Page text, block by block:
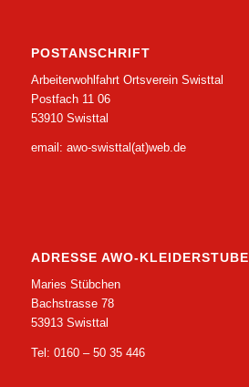
POSTANSCHRIFT
Arbeiterwohlfahrt Ortsverein Swisttal
Postfach 11 06
53910 Swisttal
email: awo-swisttal(at)web.de
ADRESSE AWO-KLEIDERSTUBE
Maries Stübchen
Bachstrasse 78
53913 Swisttal
Tel: 0160 – 50 35 446